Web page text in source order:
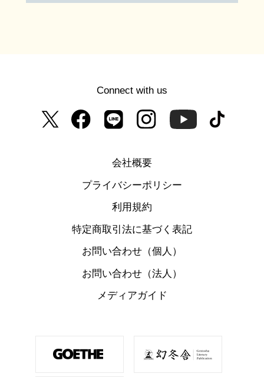
Connect with us
会社概要
プライバシーポリシー
利用規約
特定商取引法に基づく表記
お問い合わせ（個人）
お問い合わせ（法人）
メディアガイド